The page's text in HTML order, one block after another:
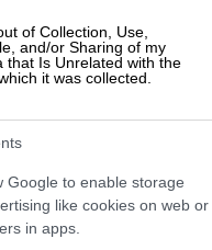
of Collection, Use,
and/or Sharing of my
that Is Unrelated with the
it was collected.
Google to enable storage
like cookies on web or
in apps.
18:23
Νέα μέτρα